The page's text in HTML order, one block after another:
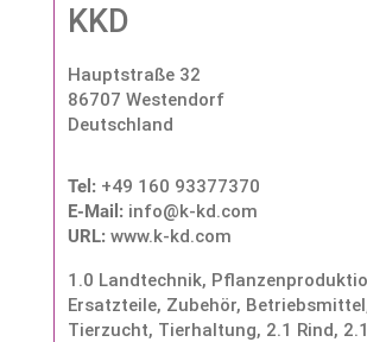
KKD
Hauptstraße 32
86707 Westendorf
Deutschland
Tel: +49 160 93377370
E-Mail: info@k-kd.com
URL: www.k-kd.com
1.0 Landtechnik,
Ersatzteile, Zubehör, Betriebsmittel
Tierzucht, Tierhaltung, 2.1 Rind,